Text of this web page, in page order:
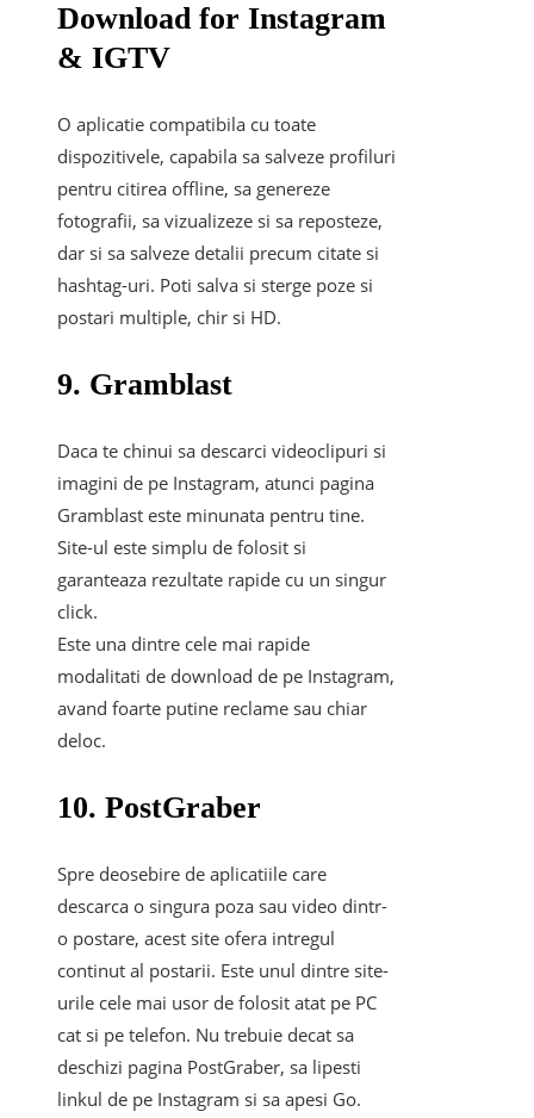
Download for Instagram
& IGTV
O aplicatie compatibila cu toate
dispozitivele, capabila sa salveze profiluri
pentru citirea offline, sa genereze
fotografii, sa vizualizeze si sa reposteze,
dar si sa salveze detalii precum citate si
hashtag-uri. Poti salva si sterge poze si
postari multiple, chir si HD.
9. Gramblast
Daca te chinui sa descarci videoclipuri si
imagini de pe Instagram, atunci pagina
Gramblast este minunata pentru tine.
Site-ul este simplu de folosit si
garanteaza rezultate rapide cu un singur
click.
Este una dintre cele mai rapide
modalitati de download de pe Instagram,
avand foarte putine reclame sau chiar
deloc.
10. PostGraber
Spre deosebire de aplicatiile care
descarca o singura poza sau video dintr-
o postare, acest site ofera intregul
continut al postarii. Este unul dintre site-
urile cele mai usor de folosit atat pe PC
cat si pe telefon. Nu trebuie decat sa
deschizi pagina PostGraber, sa lipesti
linkul de pe Instagram si sa apesi Go.